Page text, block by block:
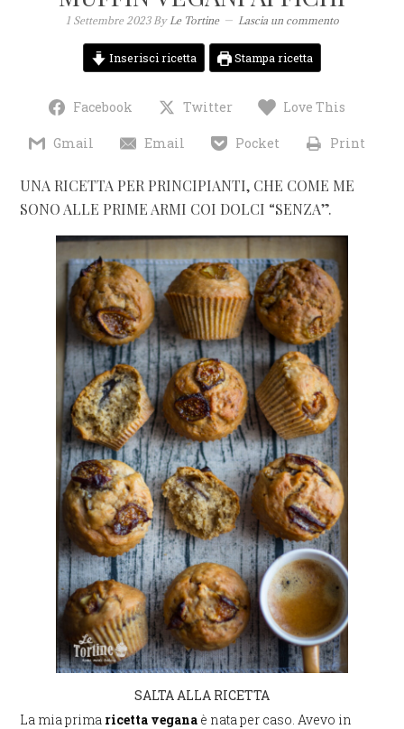
1 Settembre 2023ByLe Tortine Lascia un commento
Inserisci ricetta Stampa ricetta
Facebook Twitter Love This
Gmail Email Pocket Print
UNA RICETTA PER PRINCIPIANTI, CHE COME ME
SONO ALLE PRIME ARMI COI DOLCI “SENZA”.
SALTA ALLA RICETTA
La mia prima ricetta vegana è nata per caso. Avevo in